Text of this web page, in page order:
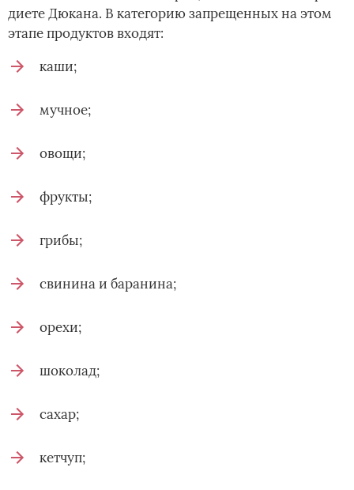
диете Дюкана. В категорию запрещенных на этом
этапе продуктов входят:
каши;
мучное;
овощи;
фрукты;
грибы;
свинина и баранина;
орехи;
шоколад;
сахар;
кетчуп;